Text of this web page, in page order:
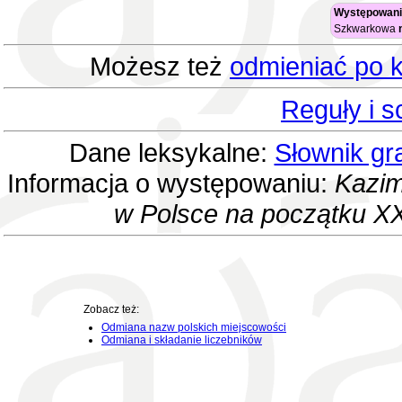
Szkwarkowa
Możesz też odmieniać po
Reguły i
Dane leksykalne: Słownik
Informacja o występowaniu:
w Polsce na początku
Zobacz też:
Odmiana nazw polskich miejscowości
Odmiana i składanie liczebników